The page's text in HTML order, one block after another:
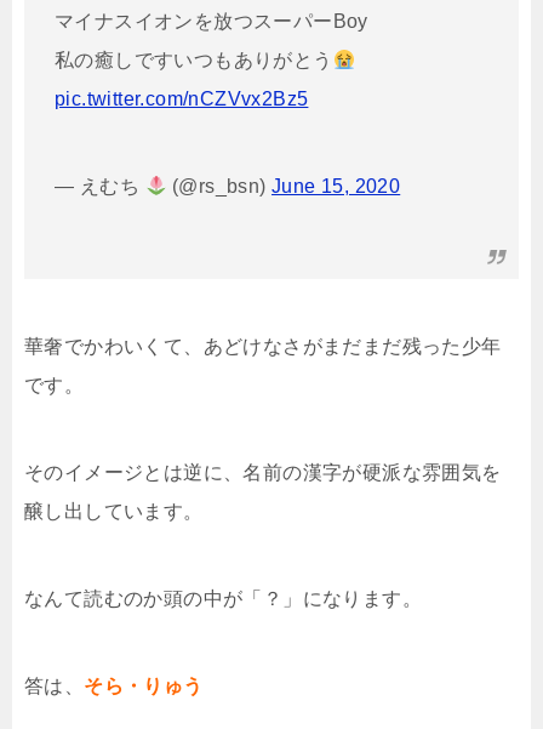
マイナスイオンを放つスーパーBoy
私の癒しですいつもありがとう
pic.twitter.com/nCZVvx2Bz5
— えむち (@rs_bsn)June 15, 2020
華奢でかわいくて、あどけなさがまだまだ残った少年
です。
そのイメージとは逆に、名前の漢字が硬派な雰囲気を
醸し出しています。
なんて読むのか頭の中が「？」になります。
答は、 そら・りゅう